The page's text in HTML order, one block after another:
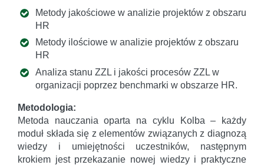
Metody jakościowe w analizie projektów z obszaru
HR
Metody ilościowe w analizie projektów z obszaru
HR
Analiza stanu ZZL i jakości procesów ZZL w
organizacji poprzez benchmarki w obszarze HR.
Metodologia:
Metoda nauczania oparta na cyklu Kolba – każdy
moduł składa się z elementów związanych z diagnozą
wiedzy i umiejętności uczestników, następnym
krokiem jest przekazanie nowej wiedzy i praktyczne